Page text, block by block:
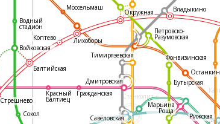
Станколит
Моссельмаш
Рижская
Сокол
Красный
Балтиец
Гражданская
Дмитровская
Коптево Лихоборы
Балтийская
Войковская
Водный
стадион
Стрешнево
Окружная
Тимирязевская
Марьина
Роща
Савёловская
Фонвизинская
Бутырская
Петровско-
Разумовская
Владыкино